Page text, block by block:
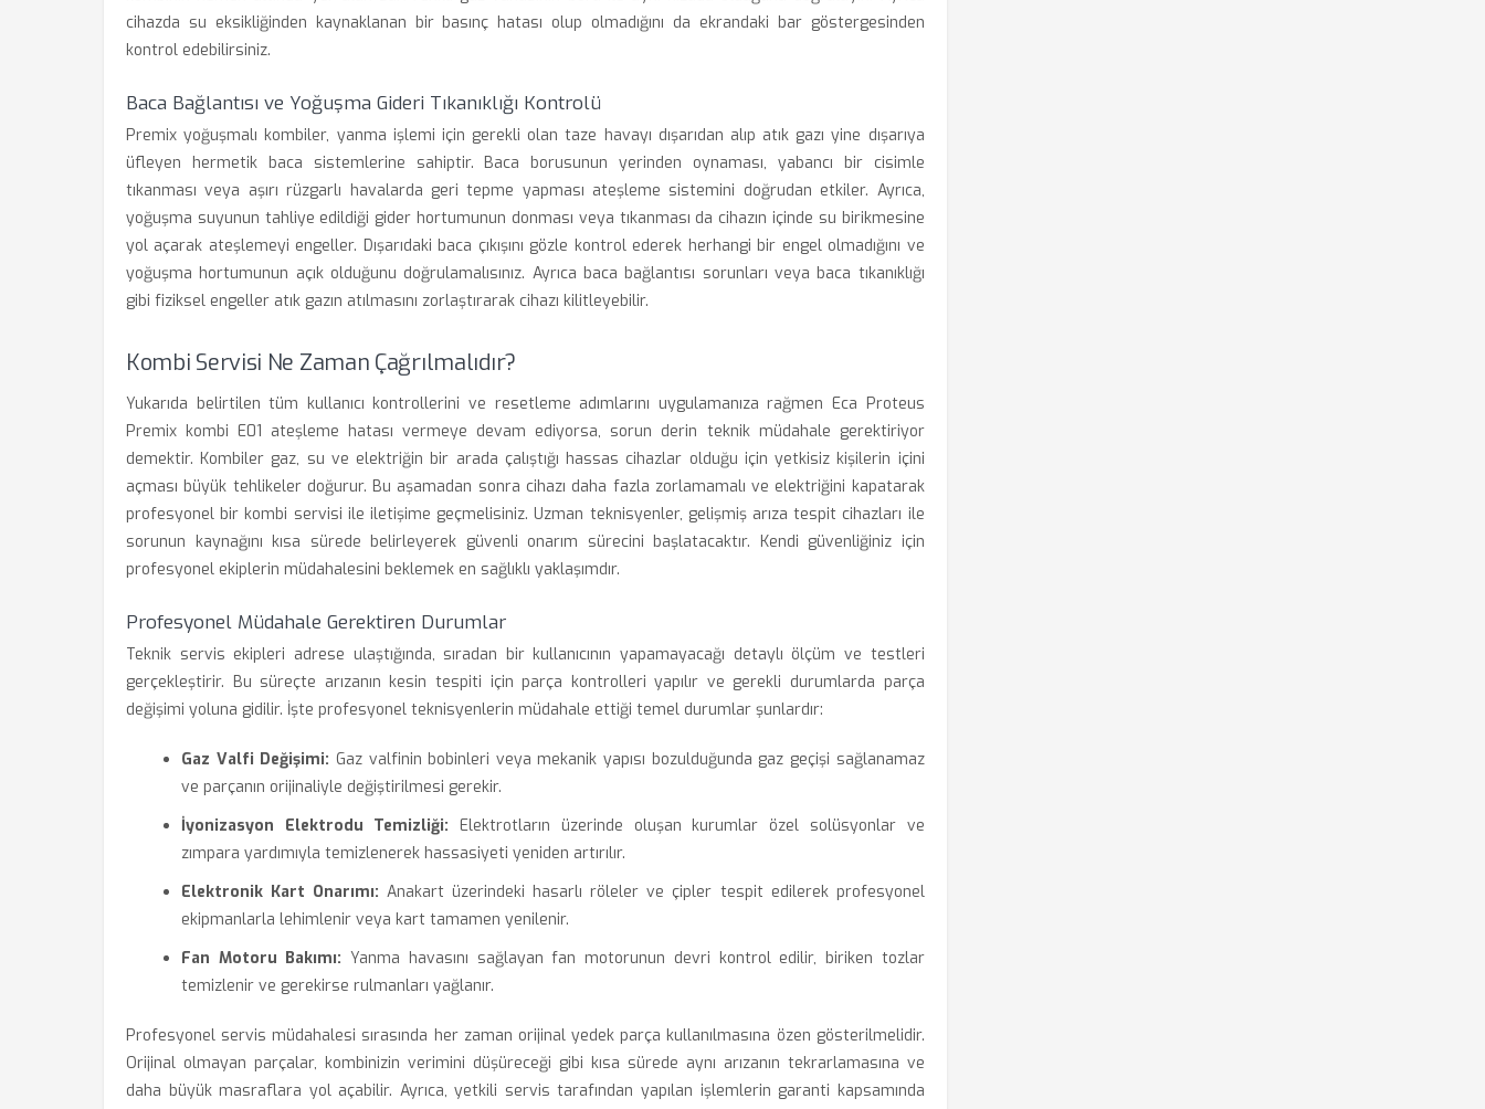
cihazda su eksikliğinden kaynaklanan bir basınç hatası olup olmadığını da ekrandaki bar göstergesinden
kontrol edebilirsiniz.
Baca Bağlantısı ve Yoğuşma Gideri Tıkanıklığı Kontrolü
Premix yoğuşmalı kombiler, yanma işlemi için gerekli olan taze havayı dışarıdan alıp atık gazı yine dışarıya
üfleyen hermetik baca sistemlerine sahiptir. Baca borusunun yerinden oynaması, yabancı bir cisimle
tıkanması veya aşırı rüzgarlı havalarda geri tepme yapması ateşleme sistemini doğrudan etkiler. Ayrıca,
yoğuşma suyunun tahliye edildiği gider hortumunun donması veya tıkanması da cihazın içinde su birikmesine
yol açarak ateşlemeyi engeller. Dışarıdaki baca çıkışını gözle kontrol ederek herhangi bir engel olmadığını ve
yoğuşma hortumunun açık olduğunu doğrulamalısınız. Ayrıca baca bağlantısı sorunları veya baca tıkanıklığı
gibi fiziksel engeller atık gazın atılmasını zorlaştırarak cihazı kilitleyebilir.
Kombi Servisi Ne Zaman Çağrılmalıdır?
Yukarıda belirtilen tüm kullanıcı kontrollerini ve resetleme adımlarını uygulamanıza rağmen Eca Proteus
Premix kombi E01 ateşleme hatası vermeye devam ediyorsa, sorun derin teknik müdahale gerektiriyor
demektir. Kombiler gaz, su ve elektriğin bir arada çalıştığı hassas cihazlar olduğu için yetkisiz kişilerin içini
açması büyük tehlikeler doğurur. Bu aşamadan sonra cihazı daha fazla zorlamamalı ve elektriğini kapatarak
profesyonel bir kombi servisi ile iletişime geçmelisiniz. Uzman teknisyenler, gelişmiş arıza tespit cihazları ile
sorunun kaynağını kısa sürede belirleyerek güvenli onarım sürecini başlatacaktır. Kendi güvenliğiniz için
profesyonel ekiplerin müdahalesini beklemek en sağlıklı yaklaşımdır.
Profesyonel Müdahale Gerektiren Durumlar
Teknik servis ekipleri adrese ulaştığında, sıradan bir kullanıcının yapamayacağı detaylı ölçüm ve testleri
gerçekleştirir. Bu süreçte arızanın kesin tespiti için parça kontrolleri yapılır ve gerekli durumlarda parça
değişimi yoluna gidilir. İşte profesyonel teknisyenlerin müdahale ettiği temel durumlar şunlardır:
Gaz Valfi Değişimi: Gaz valfinin bobinleri veya mekanik yapısı bozulduğunda gaz geçişi sağlanamaz
ve parçanın orijinaliyle değiştirilmesi gerekir.
İyonizasyon Elektrodu Temizliği: Elektrotların üzerinde oluşan kurumlar özel solüsyonlar ve
zımpara yardımıyla temizlenerek hassasiyeti yeniden artırılır.
Elektronik Kart Onarımı: Anakart üzerindeki hasarlı röleler ve çipler tespit edilerek profesyonel
ekipmanlarla lehimlenir veya kart tamamen yenilenir.
Fan Motoru Bakımı: Yanma havasını sağlayan fan motorunun devri kontrol edilir, biriken tozlar
temizlenir ve gerekirse rulmanları yağlanır.
Profesyonel servis müdahalesi sırasında her zaman orijinal yedek parça kullanılmasına özen gösterilmelidir.
Orijinal olmayan parçalar, kombinizin verimini düşüreceği gibi kısa sürede aynı arızanın tekrarlamasına ve
daha büyük masraflara yol açabilir. Ayrıca, yetkili servis tarafından yapılan işlemlerin garanti kapsamında